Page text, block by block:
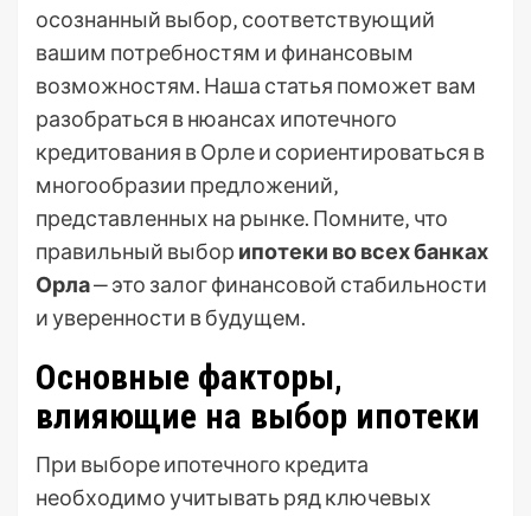
осознанный выбор‚ соответствующий
вашим потребностям и финансовым
возможностям. Наша статья поможет вам
разобраться в нюансах ипотечного
кредитования в Орле и сориентироваться в
многообразии предложений‚
представленных на рынке. Помните‚ что
правильный выбор ипотеки во всех банках
Орла‒ это залог финансовой стабильности
и уверенности в будущем.
Основные факторы‚
влияющие на выбор ипотеки
При выборе ипотечного кредита
необходимо учитывать ряд ключевых